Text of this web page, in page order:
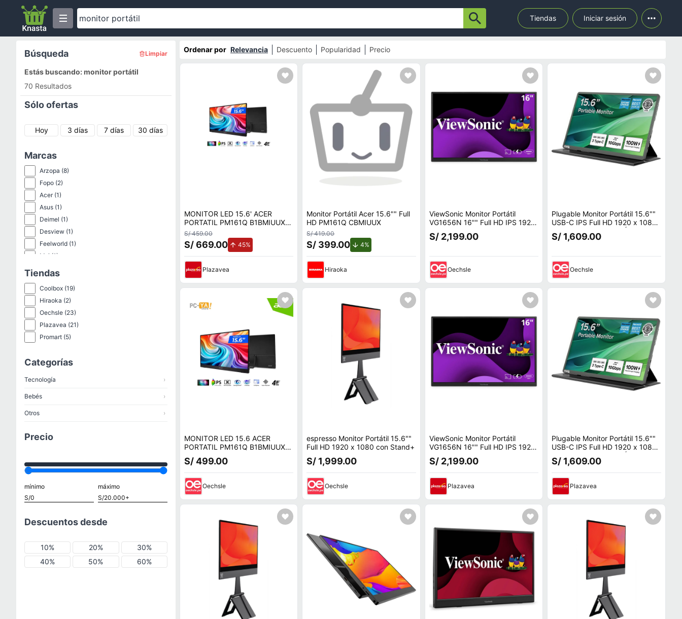
Tiendas Iniciar sesión
Búsqueda Limpiar
Estás buscando: monitor portátil
70 Resultados
Sólo ofertas
Hoy 3 días 7 días 30 días
Marcas
Arzopa (8)
Fopo (2)
Acer(1)
Asus (1)
Deimel (1)
Desview (1)
Feelworld (1)
Msi (1)
Pixelled
Viewsonic (1)
Tiendas
Coolbox (19)
Hiraoka (2)
Oechsle (23)
Plazavea (21)
Promart (5)
Categorías
Tecnología ›
Bebés ›
Otros ›
Precio
mínimo máximo
Descuentos desde
10% 20%
30%
40%
50% 60%
Ordenar por Relevancia Descuento Popularidad Precio
MONITOR LED 15.6' ACER
PORTATIL PM161Q B1BMIUUX
Full HD 1920 x 1080 HDMI IPS
4MS
S/ 459.00
S/ 669.00 45%de aumento.
Plazavea
Monitor Portátil Acer 15.6"" Full
HD PM161Q CBMIUUX
S/ 419.00
S/ 399.00 4%
Hiraoka
ViewSonic Monitor Portátil
VG1656N 16"" Full HD IPS 1920
x 1200, Batería Integrada, Sopor
S/ 2,199.00
Oechsle
Plugable Monitor Portátil 15.6""
USB-C IPS Full HD 1920 x 1080,
300 nits, 800:1, 178° Án
S/ 1,609.00
Oechsle
MONITOR LED 15.6 ACER
PORTATIL PM161Q B1BMIUUX
Full HD HDMI IPS 4MS
S/ 499.00
Oechsle
espresso Monitor Portátil 15.6""
Full HD 1920 x 1080 con Stand+
S/ 1,999.00
Oechsle
ViewSonic Monitor Portátil
VG1656N 16"" Full HD IPS 1920
x 1200, Batería Integrada, Sopor
S/ 2,199.00
Plazavea
Plugable Monitor Portátil 15.6""
USB-C IPS Full HD 1920 x 1080,
300 nits, 800:1, 178° Án
S/ 1,609.00
Plazavea